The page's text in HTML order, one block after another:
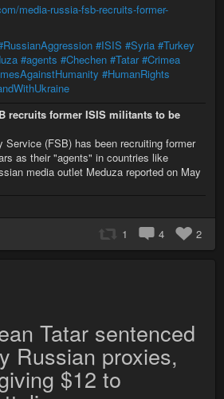
media-russia-fsb-recruits-former-
#ISIS #Syria #Turkey
#agents #Chechen #Tatar #Crimea
#HumanRights
recruits former ISIS militants to be
Service (FSB) has been recruiting former
as their "agents" in countries like
media outlet Meduza reported on May
1 4 2
Tatar sentenced
Russian proxies,
$12 to